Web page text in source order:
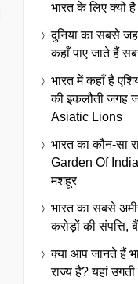
भारत के लिए क्यों
दुनिया का सबसे
कहाँ पाए जाते हैं
भारत में कहाँ है
की इकलौती जगह
Asiatic Lions
भारत का कौन-सा
Garden Of
मशहूर
भारत का सबसे
करोड़ों की संपत्ति,
क्या आप जानते हैं
राज्य है? यहां